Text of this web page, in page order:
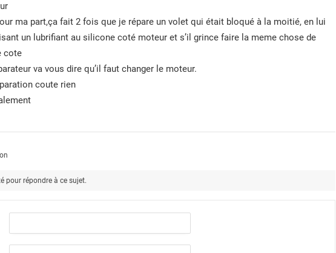
ma part,ça fait 2 fois que je répare un volet qui était bloqué à la moitié, en lui
un lubrifiant au silicone coté moteur et s’il grince faire la meme chose de
cote
va vous dire qu’il faut changer le moteur.
coute rien
pour répondre à ce sujet.